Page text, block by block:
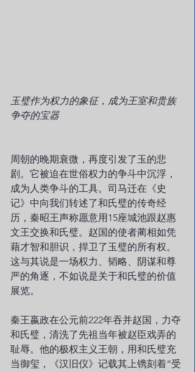
玉璧作为权力的象征，成为王室和贵族
争夺的宝器
周朝的晚期衰微，再度引发了玉的悲
剧。它被迫在世俗权力的争斗中沉浮，
成为人类争斗的工具。司马迁在《史
记》中向我们转述了和氏璧的传奇经
历，秦昭王声称愿意用15座城池跟赵惠
文王交换和氏璧。赵国的使者蔺相如凭
藉才智和胆识，捍卫了玉璧的所有权。
这与其说是一场权力、韬略、阴谋和尊
严的角逐，不如说是关于和氏璧的价值
展览。
秦王嬴政在公元前222年吞并赵国，力夺
和氏璧，清洗了先祖当年被赵臣戏弄的
耻辱。他的极权主义王朝，用和氏璧充
当御玺，《汉旧仪》记载其上镌刻着“受